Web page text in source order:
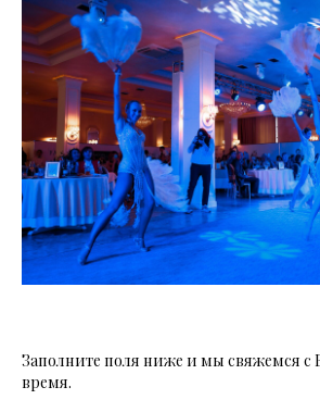
Заполните поля ниже и мы свяжемся
время.